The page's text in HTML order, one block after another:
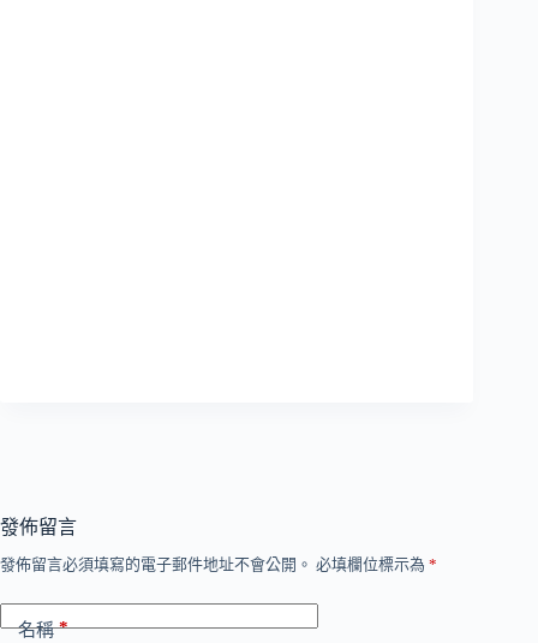
發佈留言
發佈留言必須填寫的電子郵件地址不會公開。 必填欄位標示為 *
名稱*